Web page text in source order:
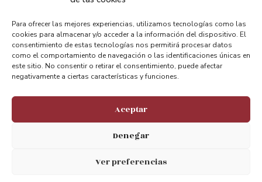
Para ofrecer las mejores experiencias, utilizamos tecnologías como las
cookies para almacenar y/o acceder a la información del dispositivo. El
consentimiento de estas tecnologías nos permitirá procesar datos
como el comportamiento de navegación o las identificaciones únicas en
este sitio. No consentir o retirar el consentimiento, puede afectar
negativamente a ciertas características y funciones.
Aceptar
Denegar
Ver preferencias
Solicitud de Visita
Itinerario
Aventura
Accesibilidad
INFORMACIÓN
Preguntas Frecuentes
Contacto